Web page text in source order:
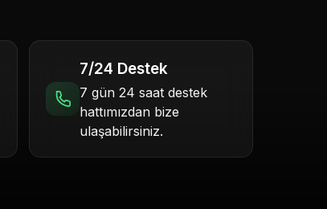
7/24 Destek
7 gün 24 saat destek
hattımızdan bize
ulaşabilirsiniz.